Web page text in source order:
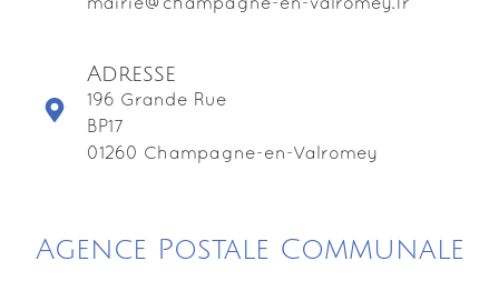
mairie@champagne-en-valromey.fr
Adresse
196 Grande Rue
BP17
01260 Champagne-en-Valromey
Agence Postale Communale